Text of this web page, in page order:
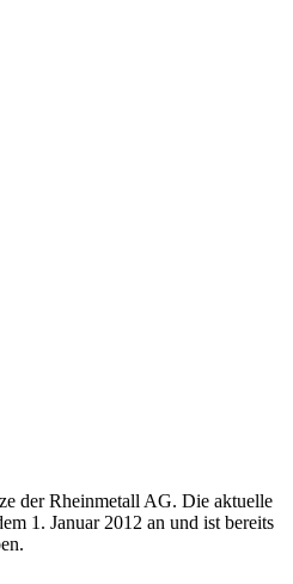
der Rheinmetall AG. Die aktuelle
1. Januar 2012 an und ist bereits